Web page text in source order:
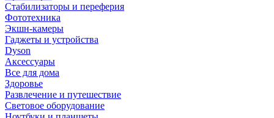
Стабилизаторы и переферия
Фототехника
Экшн-камеры
Гаджеты и устройства
Dyson
Аксессуары
Все для дома
Здоровье
Развлечение и путешествие
Световое оборудование